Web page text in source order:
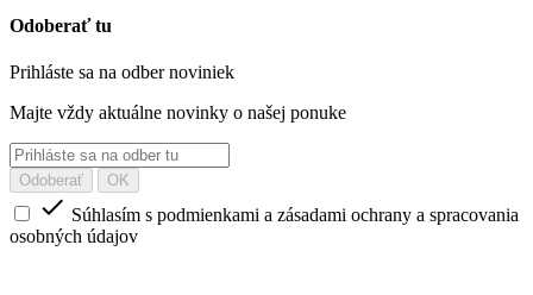
Odoberať tu
Prihláste sa na odber noviniek
Majte vždy aktuálne novinky o našej ponuke
 Súhlasím s podmienkami a zásadami ochrany a spracovania
osobných údajov